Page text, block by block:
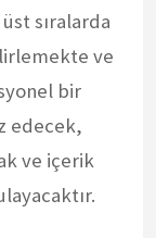
sıralarda
ve
bir
edecek,
ve içerik